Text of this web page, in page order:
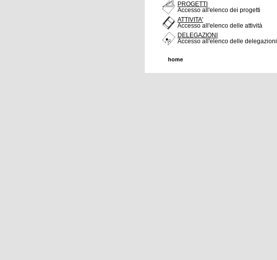
PROGETTI
Accesso all'elenco dei progetti
ATTIVITA'
Accesso all'elenco delle attività
DELEGAZIONI
Accesso all'elenco delle delegazioni
home